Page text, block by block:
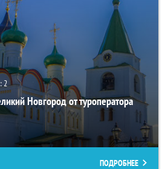
2
Новгород от туроператора
ПОДРОБНЕЕ